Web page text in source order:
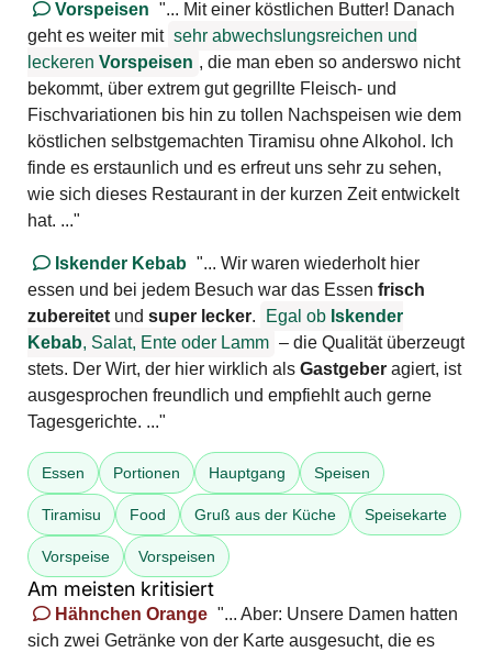
Vorspeisen "... Mit einer köstlichen Butter! Danach
geht es weiter mit sehr abwechslungsreichen und
leckeren Vorspeisen , die man eben so anderswo nicht
bekommt, über extrem gut gegrillte Fleisch- und
Fischvariationen bis hin zu tollen Nachspeisen wie dem
köstlichen selbstgemachten Tiramisu ohne Alkohol. Ich
finde es erstaunlich und es erfreut uns sehr zu sehen,
wie sich dieses Restaurant in der kurzen Zeit entwickelt
hat. ..."
Iskender Kebab "... Wir waren wiederholt hier
essen und bei jedem Besuch war das Essen frisch
zubereitet und super lecker. Egal ob Iskender
Kebab, Salat, Ente oder Lamm – die Qualität überzeugt
stets. Der Wirt, der hier wirklich als Gastgeber agiert, ist
ausgesprochen freundlich und empfiehlt auch gerne
Tagesgerichte. ..."
Essen Portionen Hauptgang Speisen
Tiramisu Food Gruß aus der Küche Speisekarte
Vorspeise Vorspeisen
Am meisten kritisiert
Hähnchen Orange "... Aber: Unsere Damen hatten
sich zwei Getränke von der Karte ausgesucht, die es